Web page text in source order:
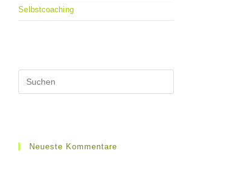
Selbstcoaching
Neueste Kommentare